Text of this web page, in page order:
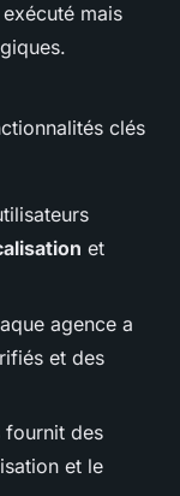
mais
clés
et
agence a
et des
fournit des
et le